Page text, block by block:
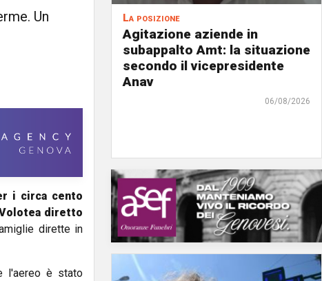
Un
i circa cento
diretto
dirette in
l'aereo è stato
La posizione
Agitazione aziende in
subappalto Amt: la situazione
secondo il vicepresidente
Anav
06/08/2026